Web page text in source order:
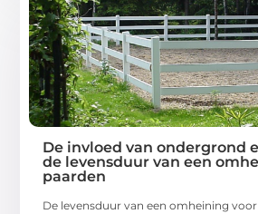
De invloed van ondergrond
de levensduur van een
paarden
De levensduur van een omheining